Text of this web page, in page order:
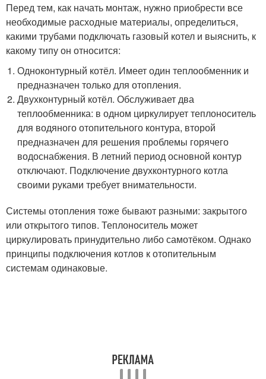
Перед тем, как начать монтаж, нужно приобрести все
необходимые расходные материалы, определиться,
какими трубами подключать газовый котел и выяснить, к
какому типу он относится:
Одноконтурный котёл. Имеет один теплообменник и
предназначен только для отопления.
Двухконтурный котёл. Обслуживает два
теплообменника: в одном циркулирует теплоноситель
для водяного отопительного контура, второй
предназначен для решения проблемы горячего
водоснабжения. В летний период основной контур
отключают. Подключение двухконтурного котла
своими руками требует внимательности.
Системы отопления тоже бывают разными: закрытого
или открытого типов. Теплоноситель может
циркулировать принудительно либо самотёком. Однако
принципы подключения котлов к отопительным
системам одинаковые.